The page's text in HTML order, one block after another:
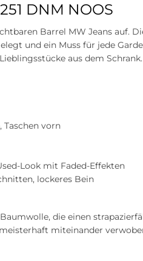
DNM NOOS
Barrel MW Jeans auf.
und ein Muss für jede
aus dem Schrank.
Taschen vorn
Look mit Faded-Effekten
lockeres Bein
die einen
miteinander